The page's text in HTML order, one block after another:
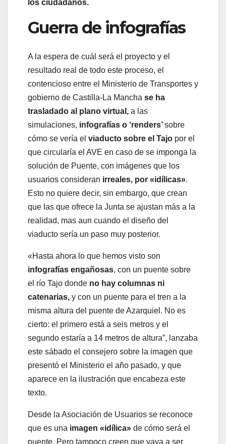
los ciudadanos.
Guerra de infografías
A la espera de cuál será el proyecto y el
resultado real de todo este proceso, el
contencioso entre el Ministerio de Transportes y
gobierno de Castilla-La Mancha se ha
trasladado al plano virtual, a las
simulaciones, infografías o ‘renders’sobre
cómo se vería el viaducto sobre el Tajo por el
que circularía el AVE en caso de se imponga la
solución de Puente, con imágenes que los
usuarios consideran irreales, por «idílicas».
Esto no quiere decir, sin embargo, que crean
que las que ofrece la Junta se ajustan más a la
realidad, mas aun cuando el diseño del
viaducto sería un paso muy posterior.
«Hasta ahora lo que hemos visto son
infografías engañosas, con un puente sobre
el río Tajo donde no hay columnas ni
catenarias, y con un puente para el tren a la
misma altura del puente de Azarquiel. No es
cierto: el primero está a seis metros y el
segundo estaría a 14 metros de altura”, lanzaba
este sábado el consejero sobre la imagen que
presentó el Ministerio el año pasado, y que
aparece en la ilustración que encabeza este
texto.
Desde la Asociación de Usuarios se reconoce
que es una imagen «idílica» de cómo será el
puente. Pero tampoco creen que vaya a ser